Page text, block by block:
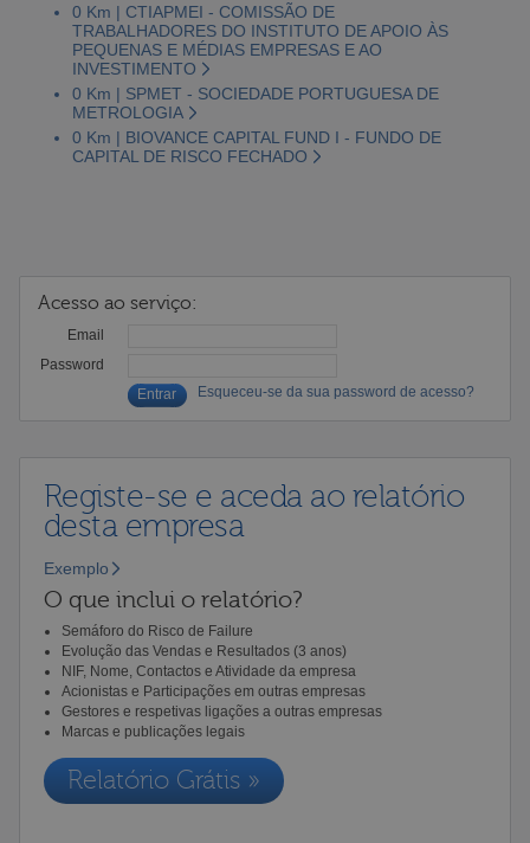
0 Km | CTIAPMEI - COMISSÃO DE
TRABALHADORES DO INSTITUTO DE APOIO ÀS
PEQUENAS E MÉDIAS EMPRESAS E AO
INVESTIMENTO
0 Km | SPMET - SOCIEDADE PORTUGUESA DE
METROLOGIA
0 Km | BIOVANCE CAPITAL FUND I - FUNDO DE
CAPITAL DE RISCO FECHADO
Acesso ao serviço:
Email
Password
Esqueceu-se da sua password de acesso?
Registe-se e aceda ao relatório
desta empresa
Exemplo
O que inclui o relatório?
Semáforo do Risco de Failure
Evolução das Vendas e Resultados (3 anos)
NIF, Nome, Contactos e Atividade da empresa
Acionistas e Participações em outras empresas
Gestores e respetivas ligações a outras empresas
Marcas e publicações legais
Relatório Grátis »